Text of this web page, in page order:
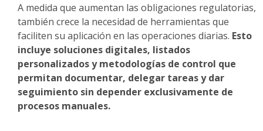
A medida que aumentan las obligaciones regulatorias,
también crece la necesidad de herramientas que
faciliten su aplicación en las operaciones diarias. Esto
incluye soluciones digitales, listados
personalizados y metodologías de control que
permitan documentar, delegar tareas y dar
seguimiento sin depender exclusivamente de
procesos manuales.